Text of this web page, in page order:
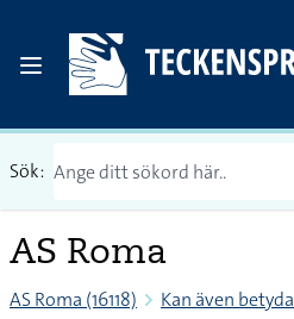
Sök:
AS Roma
AS Roma (16118) Kan även betyda